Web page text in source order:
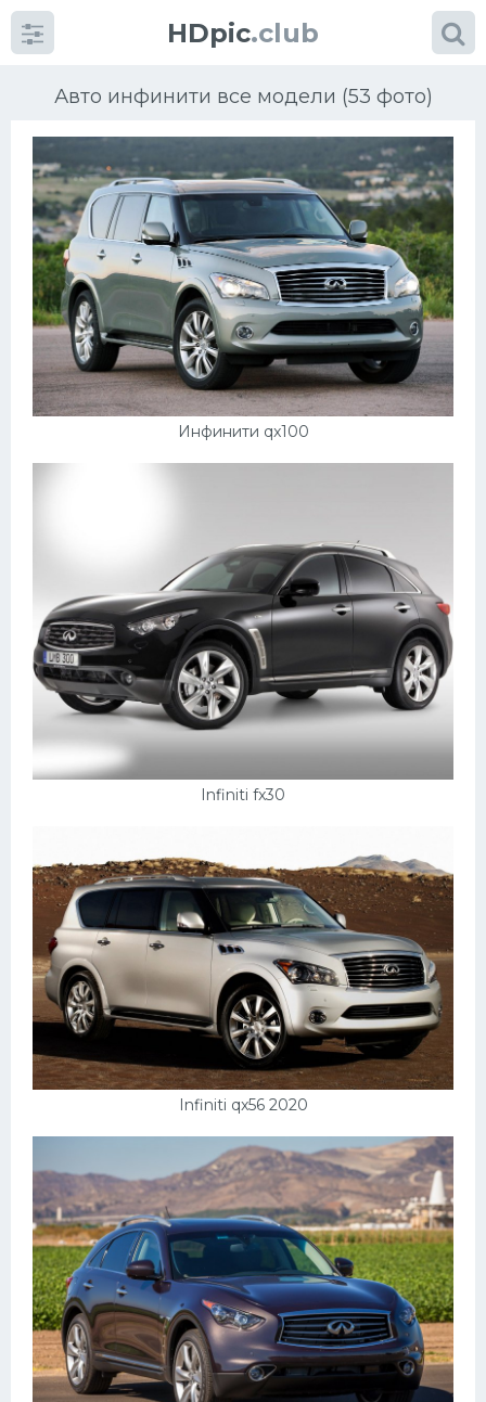
HDpic.club
Авто инфинити все модели (53 фото)
Инфинити qx100
Infiniti fx30
Infiniti qx56 2020
Категории
Разное
Автомобили
Красивые фото машин
Гараж
Русские авто
Вольво
БМВ
Фольксваген
Лексус
Дэу
Скания
Форд
Черри
Кавасаки
Инфинити
ЛУАЗ
Фиат
Ситроен
Субару